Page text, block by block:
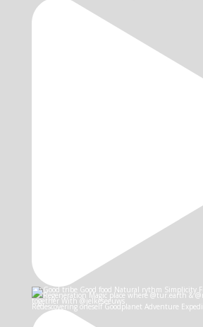
Redescovering oneself Goodplanet Adventure Expedi